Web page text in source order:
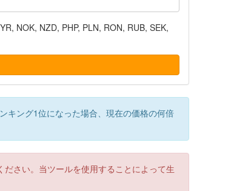
NOK, NZD, PHP, PLN, RON, RUB, SEK,
キング1位になった場合、現在の価格の何倍
さい。当ツールを使用することによって生